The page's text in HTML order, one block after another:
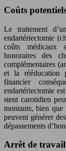
Coûts
Le traitement
endartériectomie
coûts médicaux
honoraires des
complémentaires
et la rééducation
financier
endartériectomie
stent carotidien
montants, bien
peuvent générer
dépassements
Arrêt de